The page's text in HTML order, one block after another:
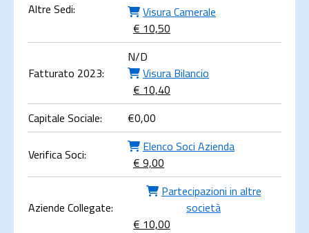
Altre Sedi:
Visura Camerale
€ 10,50
Fatturato 2023:
N/D
Visura Bilancio
€ 10,40
Capitale Sociale:
€0,00
Verifica Soci:
Elenco Soci Azienda
€ 9,00
Aziende Collegate:
Partecipazioni in altre
società
€ 10,00